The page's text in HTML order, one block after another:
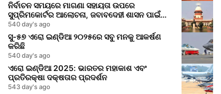
ନିର୍ବାଚନ ସମୟରେ ମାଗଣା ସହାୟତା ଉପରେ
ସୁପ୍ରିମକୋର୍ଟର ଆଲୋଚନା, ଜବାବଦେହୀ ଶାସନ ପାଇଁ
ଆହ୍ୱାନ
540 day's ago
ସୁ-୫୭ ଏରୋ ଇଣ୍ଡିଆ ୨୦୨୫ରେ ସବୁ ମନକୁ ଆକର୍ଷଣ
କରିଛି
540 day's ago
ଏରୋ ଇଣ୍ଡିଆ 2025: ଭାରତର ମହାକାଶ ଏବଂ
ପ୍ରତିରକ୍ଷା ଦକ୍ଷତାର ପ୍ରଦର୍ଶନ
543 day's ago